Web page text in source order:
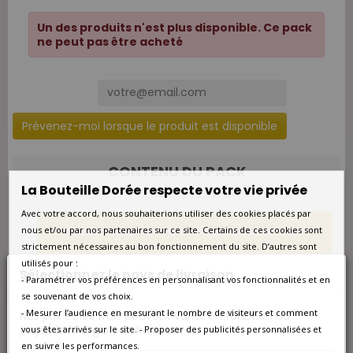
Sélectionnez le pays de livraison
Nos prix et les frais peuvent varier en fonction du
pays/de la région de livraison.
Un des produits n'est plus disponible. Ce pack
ne peut pas être acheté
Prévenez-moi lorsque le produit est disponible
CONTENU DU PACK
DOMAINE ALAIN MATHIAS CHABLIS DOMAINE 2023
CHÂTEAU CAZEBONNE GRAVES ENTRE AMIS BLANC
2022
DOMAINE DE LA CENDRILLON VIN DE FRANCE NUANCE
BLANC 2023
La Bouteille Dorée respecte votre vie privée
Avec votre accord, nous souhaiterions utiliser des cookies placés par
nous et/ou par nos partenaires sur ce site. Certains de ces cookies sont
strictement nécessaires au bon fonctionnement du site. D’autres sont
utilisés pour :
- Paramétrer vos préférences en personnalisant vos fonctionnalités et en
se souvenant de vos choix.
- Mesurer l’audience en mesurant le nombre de visiteurs et comment
vous êtes arrivés sur le site. - Proposer des publicités personnalisées et
en suivre les performances.